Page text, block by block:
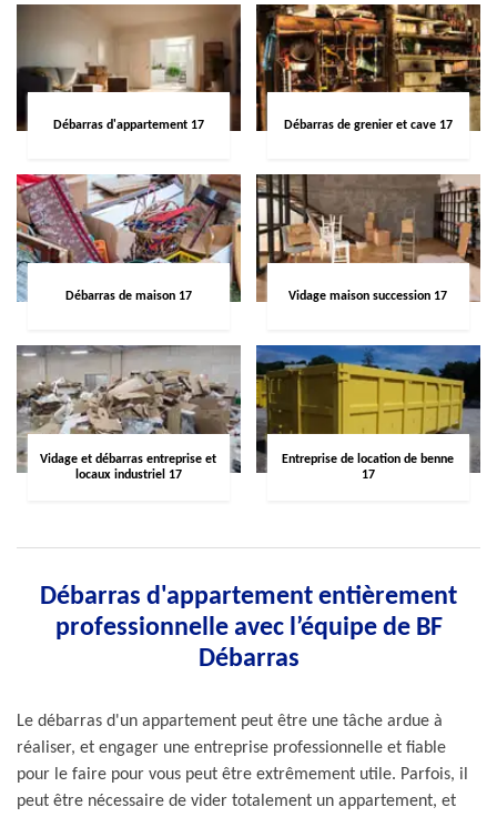
Débarras d'appartement 17 Débarras de grenier et cave 17
Débarras de maison 17 Vidage maison succession 17
Vidage et débarras entreprise et
locaux industriel 17
Entreprise de location de benne
17
Débarras d'appartement entièrement
professionnelle avec l’équipe de BF
Débarras
Le débarras d'un appartement peut être une tâche ardue à
réaliser, et engager une entreprise professionnelle et fiable
pour le faire pour vous peut être extrêmement utile. Parfois, il
peut être nécessaire de vider totalement un appartement, et